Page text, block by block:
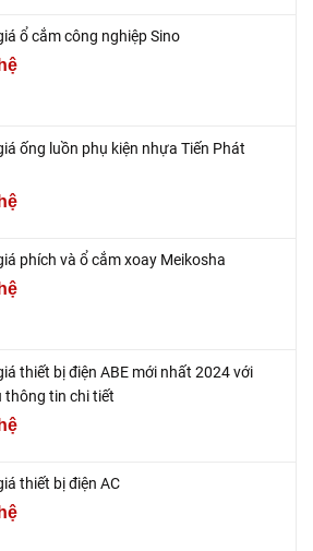
ổ cắm công nghiệp Sino
ống luồn phụ kiện nhựa Tiến Phát
phích và ổ cắm xoay Meikosha
thiết bị điện ABE mới nhất 2024 với
thông tin chi tiết
thiết bị điện AC